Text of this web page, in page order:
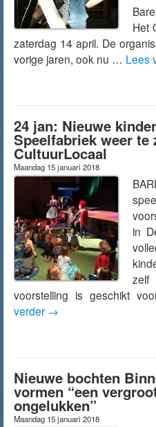
Het
zaterdag 14 april. De
vorige jaren, ook nu … Lees
24 jan: Nieuwe
Speelfabriek weer te
CultuurLocaal
Maandag 15 januari 2018
in
voorstelling is geschikt
verder →
Nieuwe bochten
vormen “een
ongelukken”
Maandag 15 januari 2018